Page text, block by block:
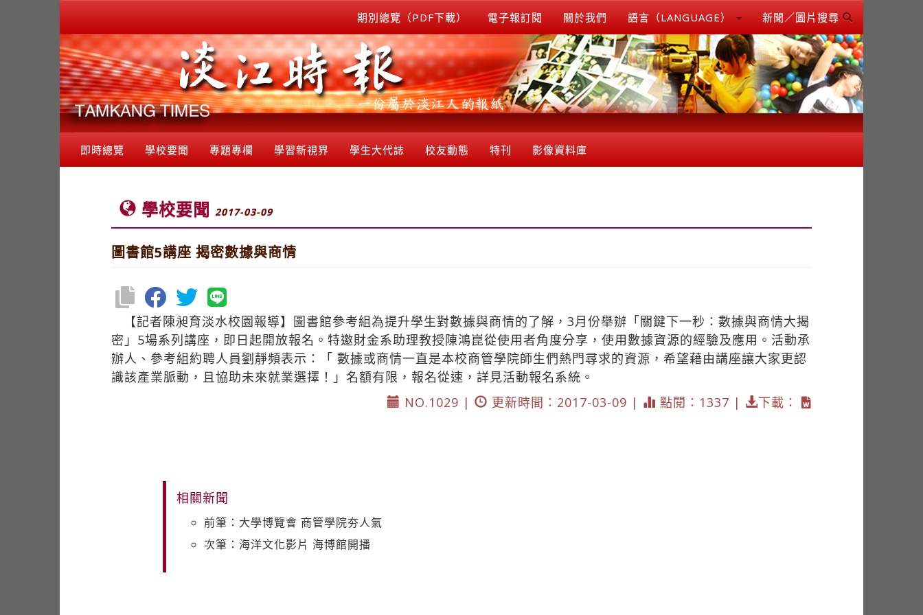
期別總覽（PDF下載） 電子報訂閱 關於我們 語言（LANGUAGE） 新聞／圖片搜尋
即時總覽 學校要聞 專題專欄 學習新視界 學生大代誌 校友動態 特刊 影像資料庫
學校要聞 2017-03-09
圖書館5講座 揭密數據與商情
【記者陳昶育淡水校園報導】圖書館參考組為提升學生對數據與商情的了解，3月份舉辦「關鍵下一秒：數據與商情大揭
密」5場系列講座，即日起開放報名。特邀財金系助理教授陳鴻崑從使用者角度分享，使用數據資源的經驗及應用。活動承
辦人、參考組約聘人員劉靜頻表示：「 數據或商情一直是本校商管學院師生們熱門尋求的資源，希望藉由講座讓大家更認
識該產業脈動，且協助未來就業選擇！」名額有限，報名從速，詳見活動報名系統。
NO.1029 |
更新時間：2017-03-09 | 點閱：1337 | 下載：
相關新聞
前筆：大學博覽會 商管學院夯人氣
次筆：海洋文化影片 海博館開播